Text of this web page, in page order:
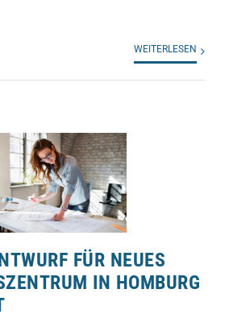
WEITERLESEN
FÜR NEUES
IN HOMBURG